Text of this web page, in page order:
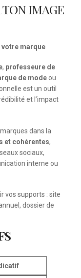
TON IMAGE
marque
, professeure de
de modeou
est un outil
et l’impact
dans la
et cohérentes,
sociaux,
interne ou
vos supports : site
dossier de